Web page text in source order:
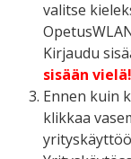
valitse
Kirjaudu
sisään vielä!
Ennen kuin
klikkaa